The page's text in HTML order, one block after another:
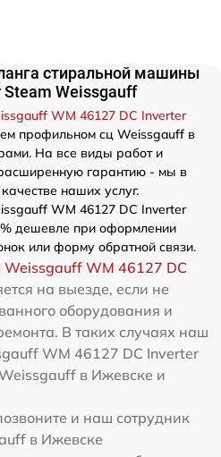
стиральной машины
Steam Weissgauff
WM 46127 DC Inverter
профильном сц Weissgauff в
На все виды работ и
гарантию - мы в
наших услуг.
WM 46127 DC Inverter
дешевле при оформлении
или форму обратной связи.
WM 46127 DC
на выезде, если не
оборудования и
В таких случаях наш
WM 46127 DC Inverter
в Ижевске и
и наш сотрудник
в Ижевске